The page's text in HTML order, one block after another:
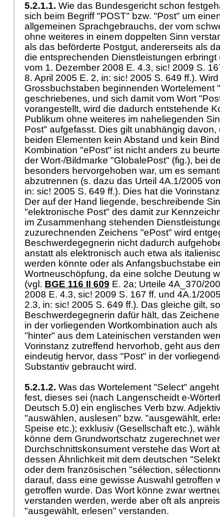
5.2.1.1. Wie das Bundesgericht schon
sich beim Begriff "POST" bzw. "Post" um
allgemeinen Sprachgebrauchs, der vom
ohne weiteres in einem doppelten Sinn
als das beförderte Postgut, andererseits als
die entsprechenden Dienstleistungen
vom 1. Dezember 2008 E. 4.3, sic! 2009 S.
8. April 2005 E. 2, in: sic! 2005 S. 649 ff.).
Grossbuchstaben beginnenden Wortelement
geschriebenes, und sich damit vom Wort
vorangestellt, wird die dadurch entstehende
Publikum ohne weiteres im naheliegenden
Post" aufgefasst. Dies gilt unabhängig
beiden Elementen kein Abstand und kein
Kombination "ePost" ist nicht anders zu
der Wort-/Bildmarke "GlobalePost" (fig.), bei
besonders hervorgehoben war, um es
abzutrennen (s. dazu das Urteil 4A.1/2005
in: sic! 2005 S. 649 ff.). Dies hat die
Der auf der Hand liegende, beschreibende
"elektronische Post" des damit zur
im Zusammenhang stehenden
zuzurechnenden Zeichens "ePost" wird
Beschwerdegegnerin nicht dadurch
anstatt als elektronisch auch etwa als
werden könnte oder als Anfangsbuchstabe
Wortneuschöpfung, da eine solche Deutung
(vgl. BGE 116 II 609 E. 2a; Urteile 4A_370/
2008 E. 4.3, sic! 2009 S. 167 ff. und 4A.1/
2.3, in: sic! 2005 S. 649 ff.). Das gleiche gilt,
Beschwerdegegnerin dafür hält, das
in der vorliegenden Wortkombination auch
"hinter" aus dem Lateinischen verstanden
Vorinstanz zutreffend hervorhob, geht aus
eindeutig hervor, dass "Post" in der
Substantiv gebraucht wird.
5.2.1.2. Was das Wortelement "Select"
fest, dieses sei (nach Langenscheidt e-
Deutsch 5.0) ein englisches Verb bzw.
"auswählen, auslesen" bzw. "ausgewählt,
Speise etc.); exklusiv (Gesellschaft etc.),
könne dem Grundwortschatz zugerechnet
Durchschnittskonsument verstehe das Wort
dessen Ähnlichkeit mit dem deutschen
oder dem französischen "sélection,
darauf, dass eine gewisse Auswahl getroffen
getroffen wurde. Das Wort könne zwar
verstanden werden, werde aber oft als
"ausgewählt, erlesen" verstanden.